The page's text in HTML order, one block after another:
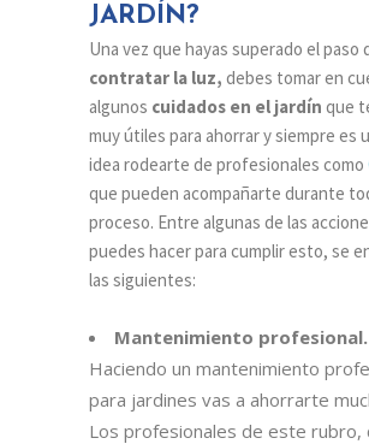
JARDÍN?
Una vez que hayas superado el paso
contratar la luz, debes tomar en
algunos cuidados en el jardín que
muy útiles para ahorrar y siempre es
idea rodearte de profesionales como
que pueden acompañarte durante
proceso. Entre algunas de las
puedes hacer para cumplir esto, se
las siguientes:
Mantenimiento profesional.
Haciendo un mantenimiento
para jardines vas a ahorrarte
Los profesionales de este rubro,